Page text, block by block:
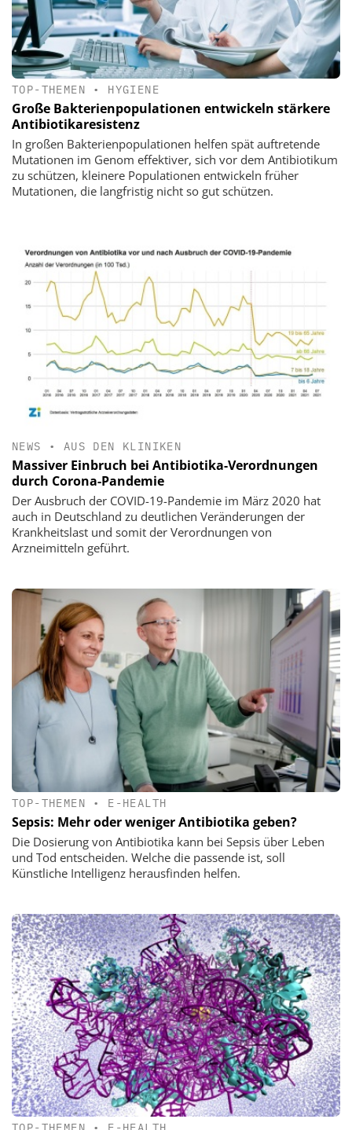
TOP-THEMEN • HYGIENE
Große Bakterienpopulationen entwickeln stärkere
Antibiotikaresistenz
In großen Bakterienpopulationen helfen spät auftretende
Mutationen im Genom effektiver, sich vor dem Antibiotikum
zu schützen, kleinere Populationen entwickeln früher
Mutationen, die langfristig nicht so gut schützen.
NEWS • AUS DEN KLINIKEN
Massiver Einbruch bei Antibiotika-Verordnungen
durch Corona-Pandemie
Der Ausbruch der COVID-19-Pandemie im März 2020 hat
auch in Deutschland zu deutlichen Veränderungen der
Krankheitslast und somit der Verordnungen von
Arzneimitteln geführt.
TOP-THEMEN • E-HEALTH
Sepsis: Mehr oder weniger Antibiotika geben?
Die Dosierung von Antibiotika kann bei Sepsis über Leben
und Tod entscheiden. Welche die passende ist, soll
Künstliche Intelligenz herausfinden helfen.